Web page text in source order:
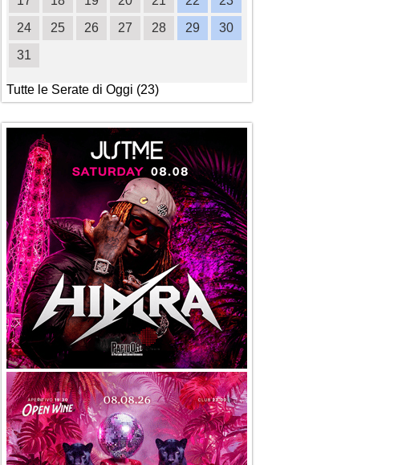
24
25 26 27 28 29
30
31
Tutte le Serate di Oggi (23)